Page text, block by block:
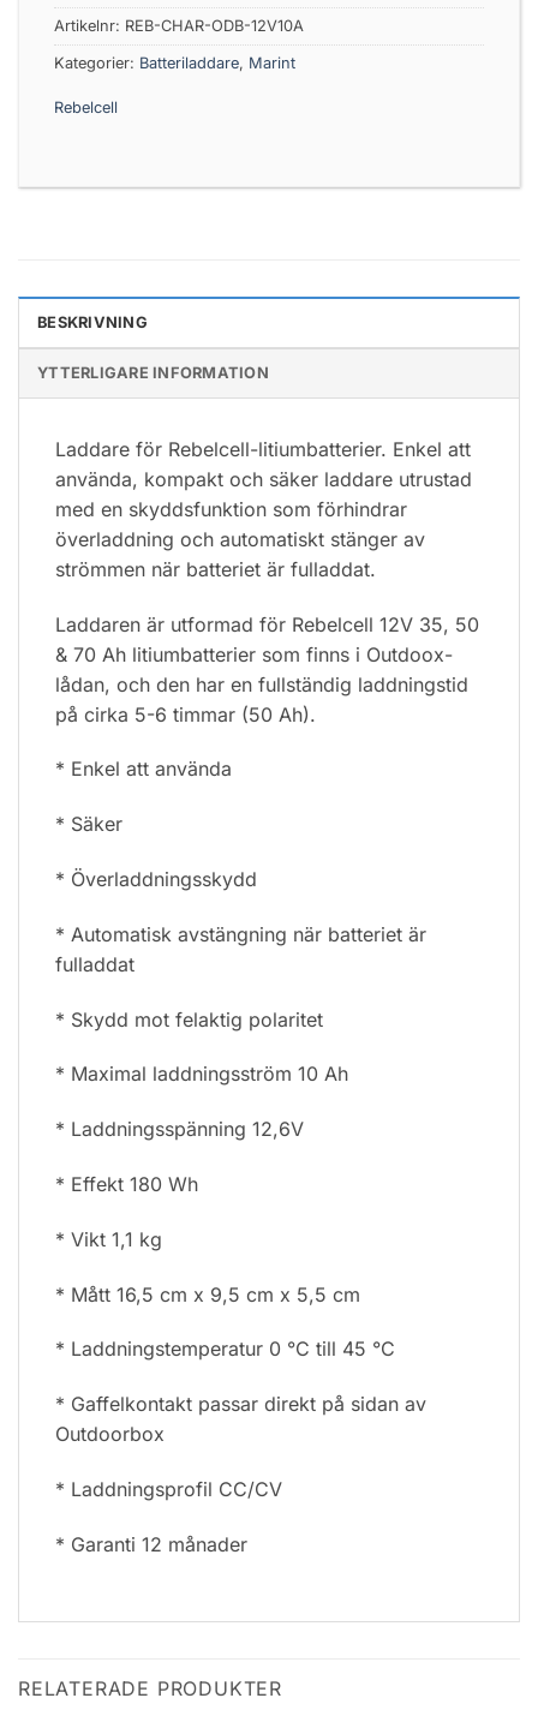
Artikelnr: REB-CHAR-ODB-12V10A
Kategorier: Batteriladdare, Marint
Rebelcell
BESKRIVNING
YTTERLIGARE INFORMATION
Laddare för Rebelcell-litiumbatterier. Enkel att
använda, kompakt och säker laddare utrustad
med en skyddsfunktion som förhindrar
överladdning och automatiskt stänger av
strömmen när batteriet är fulladdat.
Laddaren är utformad för Rebelcell 12V 35, 50
& 70 Ah litiumbatterier som finns i Outdoox-
lådan, och den har en fullständig laddningstid
på cirka 5-6 timmar (50 Ah).
* Enkel att använda
* Säker
* Överladdningsskydd
* Automatisk avstängning när batteriet är
fulladdat
* Skydd mot felaktig polaritet
* Maximal laddningsström 10 Ah
* Laddningsspänning 12,6V
* Effekt 180 Wh
* Vikt 1,1 kg
* Mått 16,5 cm x 9,5 cm x 5,5 cm
* Laddningstemperatur 0 °C till 45 °C
* Gaffelkontakt passar direkt på sidan av
Outdoorbox
* Laddningsprofil CC/CV
* Garanti 12 månader
RELATERADE PRODUKTER